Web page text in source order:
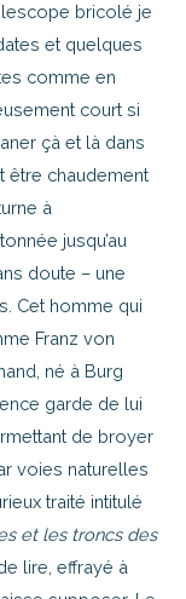
bricolé je
et quelques
comme en
court si
çà et là dans
être chaudement
à
jusqu’au
doute – une
Cet homme qui
Franz von
né à Burg
garde de lui
de broyer
voies naturelles
traité intitulé
et les troncs des
lire, effrayé à